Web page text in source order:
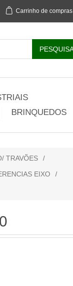
Carrinho de compras
BRINQUEDOS
TRAVÕES
/
EIXO
/